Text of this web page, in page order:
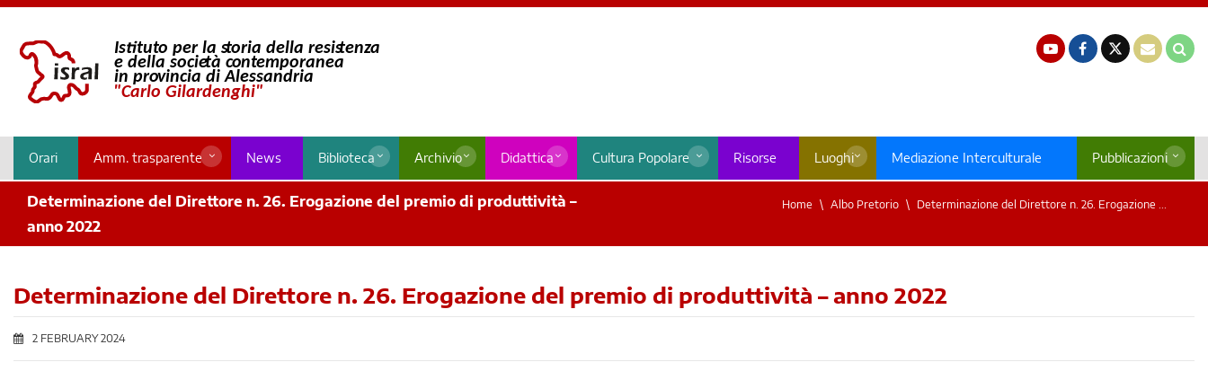
Orari Amm. trasparente News Biblioteca Archivio Didattica Cultura Popolare Risorse Luoghi Mediazione Interculturale Pubblicazioni
Determinazione del Direttore n. 26. Erogazione del premio di produttività –
anno 2022
Home Albo Pretorio Determinazione del Direttore n. 26. Erogazione ...
Determinazione del Direttore n. 26. Erogazione del premio di produttività – anno 2022
2 FEBRUARY 2024